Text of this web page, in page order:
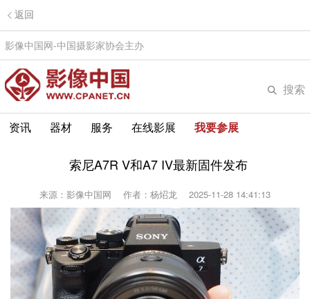
返回
影像中国网-中国摄影家协会主办
搜索
资讯 器材 服务 在线影展 我要参展
索尼A7R V和A7 IV最新固件发布
来源：影像中国网 作者：杨炤龙 2025-11-28 14:41:13